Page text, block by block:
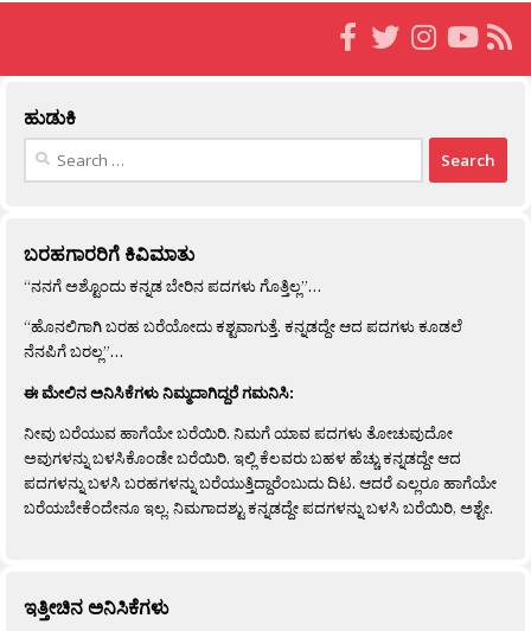
ಹುಡುಕಿ
Search
ಬರಹಗಾರರಿಗೆ ಕಿವಿಮಾತು
“ನನಗೆ ಅಶ್ಟೊಂದು ಕನ್ನಡ ಬೇರಿನ ಪದಗಳು ಗೊತ್ತಿಲ್ಲ”…
“ಹೊನಲಿಗಾಗಿ ಬರಹ ಬರೆಯೋದು ಕಶ್ಟವಾಗುತ್ತೆ. ಕನ್ನಡದ್ದೇ ಆದ ಪದಗಳು ಕೂಡಲೆ
ನೆನಪಿಗೆ ಬರಲ್ಲ”…
ಈ ಮೇಲಿನ ಅನಿಸಿಕೆಗಳು ನಿಮ್ಮದಾಗಿದ್ದರೆ ಗಮನಿಸಿ:
ನೀವು ಬರೆಯುವ ಹಾಗೆಯೇ ಬರೆಯಿರಿ. ನಿಮಗೆ ಯಾವ ಪದಗಳು ತೋಚುವುದೋ
ಅವುಗಳನ್ನು ಬಳಸಿಕೊಂಡೇ ಬರೆಯಿರಿ. ಇಲ್ಲಿ ಕೆಲವರು ಬಹಳ ಹೆಚ್ಚು ಕನ್ನಡದ್ದೇ ಆದ
ಪದಗಳನ್ನು ಬಳಸಿ ಬರಹಗಳನ್ನು ಬರೆಯುತ್ತಿದ್ದಾರೆಂಬುದು ದಿಟ. ಆದರೆ ಎಲ್ಲರೂ ಹಾಗೆಯೇ
ಬರೆಯಬೇಕೆಂದೇನೂ ಇಲ್ಲ. ನಿಮಗಾದಶ್ಟು ಕನ್ನಡದ್ದೇ ಪದಗಳನ್ನು ಬಳಸಿ ಬರೆಯಿರಿ, ಅಶ್ಟೇ.
ಇತ್ತೀಚಿನ ಅನಿಸಿಕೆಗಳು